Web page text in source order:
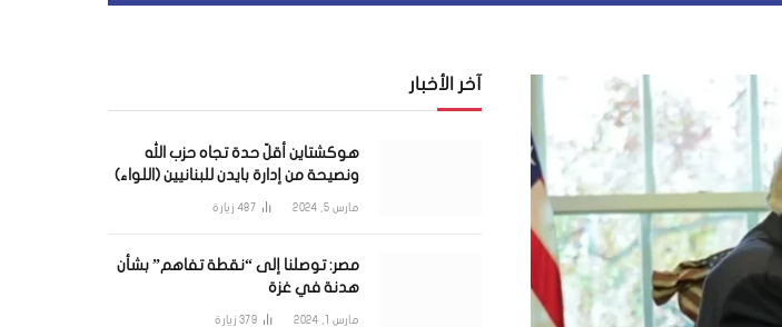
آخر الأخبار
هوكشتاين أقلّ حدة تجاه حزب الله
ونصيحة من إدارة بايدن للبنانيين (اللواء)
مارس 5, 2024 487 زيارة
مصر: توصلنا إلى “نقطة تفاهم” بشأن
هدنة في غزة
مارس 1, 2024 379 زيارة